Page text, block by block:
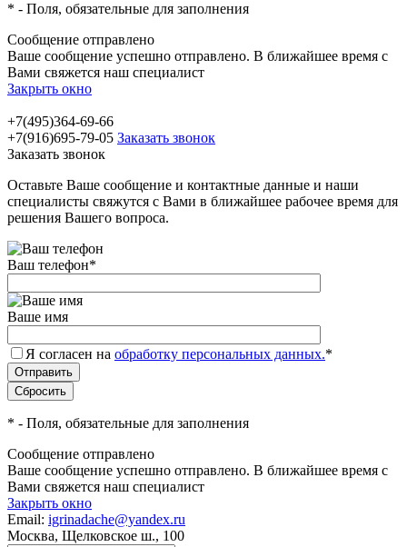
* - Поля, обязательные для заполнения
Сообщение отправлено
Ваше сообщение успешно отправлено. В ближайшее время с
Вами свяжется наш специалист
Закрыть окно
+7(495)364-69-66
+7(916)695-79-05 Заказать звонок
Заказать звонок
Оставьте Ваше сообщение и контактные данные и наши
специалисты свяжутся с Вами в ближайшее рабочее время для
решения Вашего вопроса.
Ваш телефон*
Ваше имя
Я согласен на обработку персональных данных.*
* - Поля, обязательные для заполнения
Сообщение отправлено
Ваше сообщение успешно отправлено. В ближайшее время с
Вами свяжется наш специалист
Закрыть окно
Email: igrinadache@yandex.ru
Москва, Щелковское ш., 100